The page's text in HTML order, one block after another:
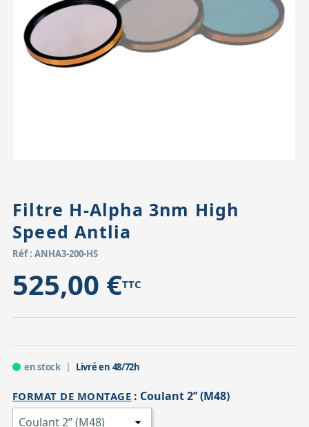
Accessoires pour montures
Têtes
Pièces détachées
Filtre H-Alpha 3nm High
Speed Antlia
Réf : ANHA3-200-HS
525,00 €TTC
en stock Livré en 48/72h
FORMAT DE MONTAGE : Coulant 2’’ (M48)